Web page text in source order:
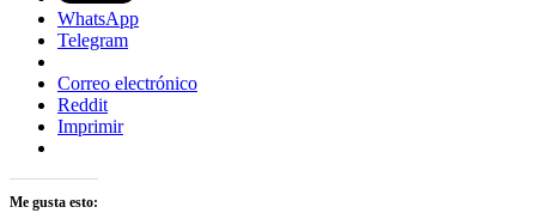
WhatsApp
Telegram
Correo electrónico
Reddit
Imprimir
Me gusta esto: